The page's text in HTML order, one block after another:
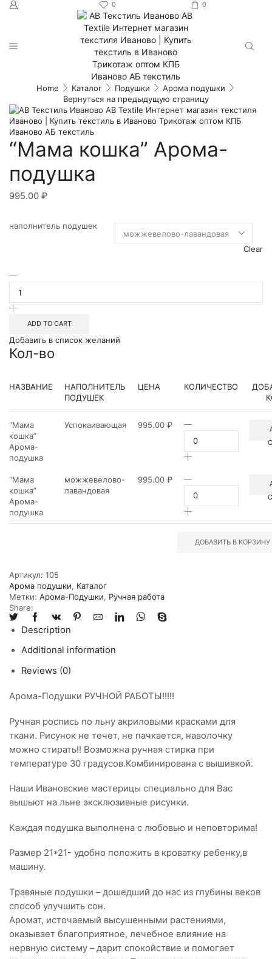
0 0
Home Каталог Подушки
Арома подушки
Вернуться на предыдущую страницу
“Мама кошка” Арома-
подушка
995.00 ₽
наполнитель подушек
Clear
"Мама
Арома-
подушка
quantity
ADD TO CART
Добавить в список желаний
Кол-во
НАЗВАНИЕ
НАПОЛНИТЕЛЬ
ПОДУШЕК
ЦЕНА КОЛИЧЕСТВО
“Мама
кошка”
Арома-
подушка
Успокаивающая 995.00₽
"Мама
Арома-
подушка
“Мама
кошка”
Арома-
подушка
можжевелово-
лавандовая
995.00₽
"Мама
Арома-
подушка
quantity
ДОБАВИТЬ В КОРЗИНУ
Артикул: 105
Арома подушки, Каталог
Метки: Арома-Подушки, Ручная работа
Share:
Description
Additional information
Reviews (0)
Арома-Подушки РУЧНОЙ РАБОТЫ!!!!!
Ручная роспись по льну акриловыми красками для
ткани. Рисунок не течет, не пачкается, наволочку
можно стирать!! Возможна ручная стирка при
температуре 30 градусов.Комбинирована с вышивкой.
Наши Ивановские мастерицы специально для Вас
вышьют на льне эксклюзивные рисунки.
Каждая подушка выполнена с любовью и неповторима!
Размер 21*21- удобно положить в кроватку ребенку,в
машину.
Травяные подушки – дошедший до нас из глубины веков
способ улучшить сон.
Аромат, источаемый высушенными растениями,
оказывает благоприятное, лечебное влияние на
нервную систему – дарит спокойствие и помогает